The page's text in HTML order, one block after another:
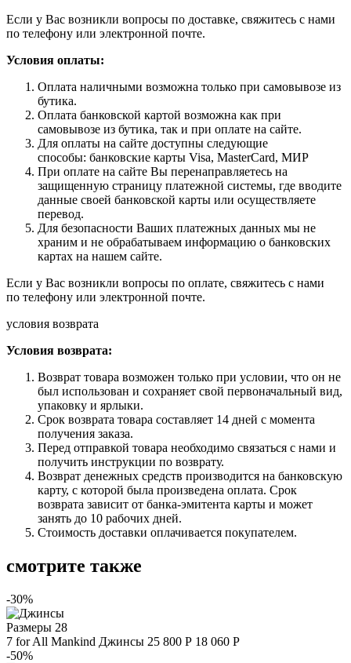
Если у Вас возникли вопросы по доставке, свяжитесь с нами
по телефону или электронной почте.
Условия оплаты:
Оплата наличными возможна только при самовывозе из
бутика.
Оплата банковской картой возможна как при
самовывозе из бутика, так и при оплате на сайте.
Для оплаты на сайте доступны следующие
способы: банковские карты Visa, MasterCard, МИР
При оплате на сайте Вы перенаправляетесь на
защищенную страницу платежной системы, где вводите
данные своей банковской карты или осуществляете
перевод.
Для безопасности Ваших платежных данных мы не
храним и не обрабатываем информацию о банковских
картах на нашем сайте.
Если у Вас возникли вопросы по оплате, свяжитесь с нами
по телефону или электронной почте.
условия возврата
Условия возврата:
Возврат товара возможен только при условии, что он не
был использован и сохраняет свой первоначальный вид,
упаковку и ярлыки.
Срок возврата товара составляет 14 дней с момента
получения заказа.
Перед отправкой товара необходимо связаться с нами и
получить инструкции по возврату.
Возврат денежных средств производится на банковскую
карту, с которой была произведена оплата. Срок
возврата зависит от банка-эмитента карты и может
занять до 10 рабочих дней.
Стоимость доставки оплачивается покупателем.
смотрите также
-30%
Размеры 28
7 for All Mankind Джинсы 25 800 Р 18 060 Р
-50%